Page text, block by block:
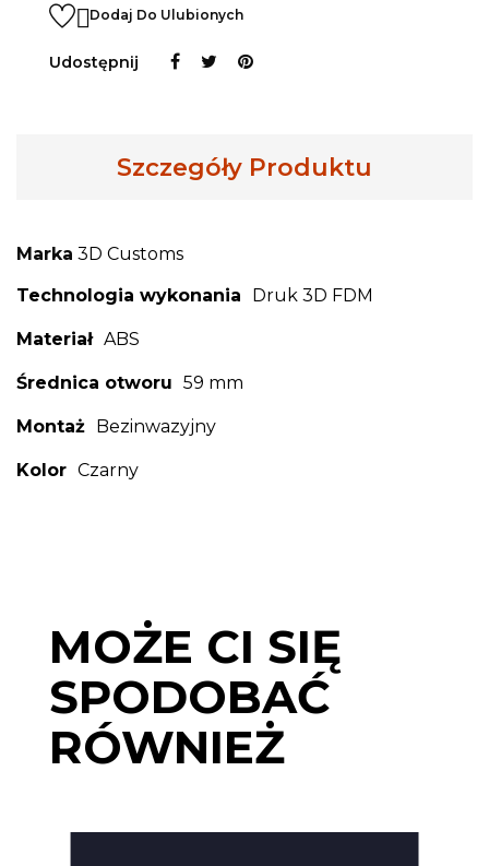
Dodaj Do Ulubionych
Udostępnij
Szczegóły Produktu
Marka 3D Customs
Technologia wykonania
Druk 3D FDM
Materiał ABS
Średnica otworu 59 mm
Montaż Bezinwazyjny
Kolor Czarny
MOŻE CI SIĘ
SPODOBAĆ
RÓWNIEŻ